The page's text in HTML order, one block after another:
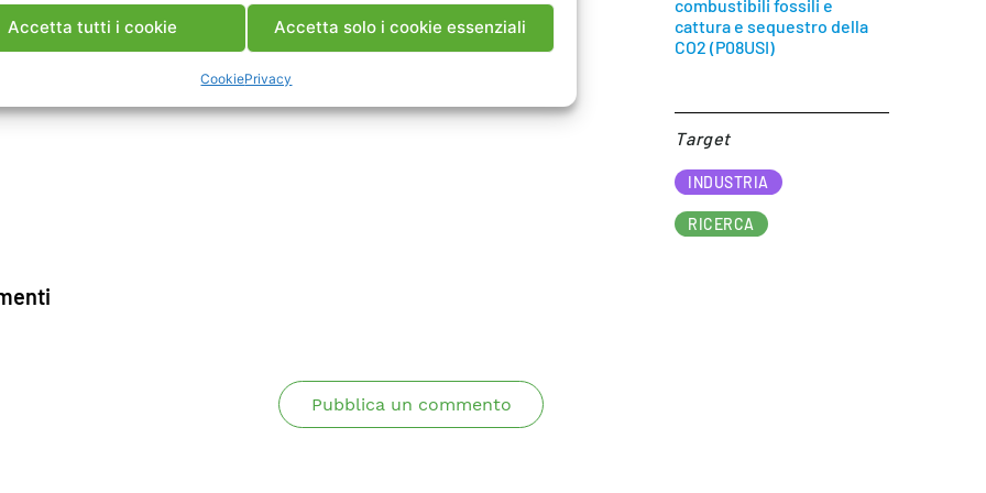
Accetta tutti i cookie Accetta solo i cookie essenziali
CookiePrivacy
combustibili fossili e
cattura e sequestro della
CO2 (P08USI)
Target​
INDUSTRIA
RICERCA
Pubblica un commento